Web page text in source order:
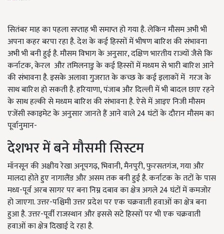
सितंबर माह का पहला सप्ताह भी समाप्त हो गया है. लेकिन मौसम अभी भी
अपना कहर बरपा रहा है. देश के कई हिस्सों में भीषण बारिश की संभावना
अभी भी बनी हुई है. मौसम विभाग के अनुसार, दक्षिण भारतीय राज्यों जैसे कि
कर्नाटक, केरल और तमिलनाडु के कई हिस्सों में मध्यम से भारी बारिश आने
की संभावना है. इसके अलावा गुजरात के कच्छ के कई इलाकों में गरज के
साथ बारिश हो सकती है. हरियाणा, पंजाब और दिल्ली में भी बादल छाए रहने
के साथ हल्की से मध्यम बारिश की संभावना है. ऐसे में आइए निजी मौसम
एजेंसी स्काइमेट के अनुसार जानते हैं आने वाले 24 घंटों के दौरान मौसम का
पूर्वानुमान-
देशभर में बने मौसमी सिस्टम
मॉनसून की अक्षीय रेखा अनूपगढ़, भिवानी, मैनपुरी, फुरसतगंज, गया और
मालदा होते हुए नागालैंड और असम तक बनी हुई है. कर्नाटक के तटों के पास
मध्य-पूर्व अरब सागर पर बना निम्न दबाव का क्षेत्र अगले 24 घंटों में कमजोर
हो जाएगा. उत्तर-पश्चिमी उत्तर प्रदेश पर एक चक्रवाती हवाओं का क्षेत्र बना
हुआ है. उत्तर-पूर्वी राजस्थान और इससे सटे हिस्सों पर भी एक चक्रवाती
हवाओं का क्षेत्र दिखाई दे रहा है.